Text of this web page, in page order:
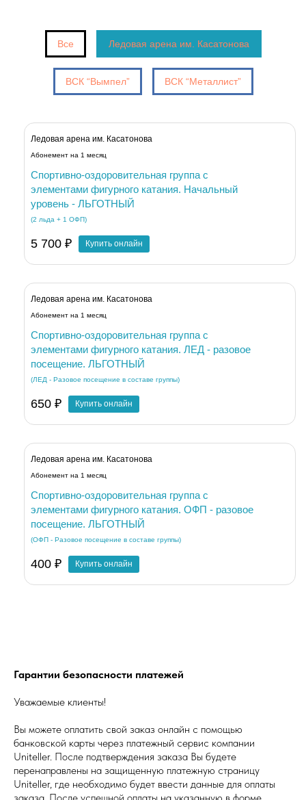
Все Ледовая арена им. Касатонова
ВСК “Вымпел” ВСК “Металлист”
Ледовая арена им. Касатонова
Абонемент на 1 месяц
Спортивно-оздоровительная группа с
элементами фигурного катания. Начальный
уровень - ЛЬГОТНЫЙ
(2 льда + 1 ОФП)
5 700 ₽ Купить онлайн
Ледовая арена им. Касатонова
Абонемент на 1 месяц
Спортивно-оздоровительная группа с
элементами фигурного катания. ЛЕД - разовое
посещение. ЛЬГОТНЫЙ
(ЛЕД - Разовое посещение в составе группы)
650 ₽ Купить онлайн
Ледовая арена им. Касатонова
Абонемент на 1 месяц
Спортивно-оздоровительная группа с
элементами фигурного катания. ОФП - разовое
посещение. ЛЬГОТНЫЙ
(ОФП - Разовое посещение в составе группы)
400 ₽ Купить онлайн
Гарантии безопасности платежей
Уважаемые клиенты!
Вы можете оплатить свой заказ онлайн с помощью
банковской карты через платежный сервис компании
Uniteller. После подтверждения заказа Вы будете
перенаправлены на защищенную платежную страницу
Uniteller, где необходимо будет ввести данные для оплаты